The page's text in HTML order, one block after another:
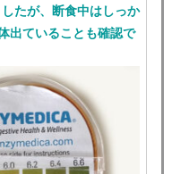
たが、断食中はしっか
出ていることも確認で